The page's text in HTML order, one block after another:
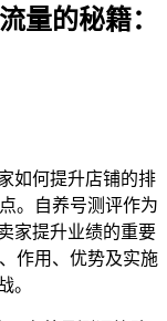
量的秘籍：
如何提升店铺的排
。自养号测评作为
家提升业绩的重要
作用、优势及实施
。